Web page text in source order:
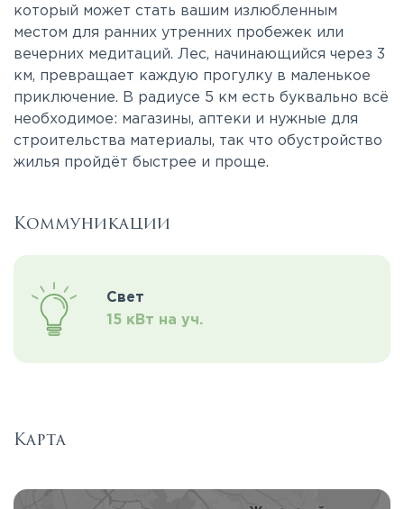
который может стать вашим излюбленным
местом для ранних утренних пробежек или
вечерних медитаций. Лес, начинающийся через 3
км, превращает каждую прогулку в маленькое
приключение. В радиусе 5 км есть буквально всё
необходимое: магазины, аптеки и нужные для
строительства материалы, так что обустройство
жилья пройдёт быстрее и проще.
Коммуникации
Свет
15 кВт на уч.
Карта